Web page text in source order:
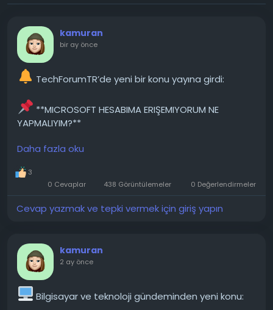
kamuran
bir ay önce
TechForumTR’de yeni bir konu yayına girdi:
**MICROSOFT HESABIMA ERIŞEMIYORUM NE
YAPMALIYIM?**
Dizüstü bilgisayarımı yeniden başlatmak istedim
ve bunu yaptım, ancak (üç yıldır ilk kez) benden
kurtarma anahtarı istedi ve bende böyle bir anahtar
yok. Üstelik Microsoft hesabıma da erişemiyorum.
Dizüstü bilgisayarı sıfırlamayı da denedim, o da işe
───────────────
Konunun detaylarını forumdan inceleyebilirsiniz:
https://techforum.tr/threads/6730/
Daha fazla oku
3
0 Cevaplar
438 Görüntülemeler 0 Değerlendirmeler
Cevap yazmak ve tepki vermek için giriş yapın
kamuran
2 ay önce
Bilgisayar ve teknoloji gündeminden yeni konu: